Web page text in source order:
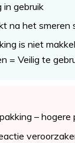
in gebruik
na het smeren
is niet
= Veilig te
– hogere